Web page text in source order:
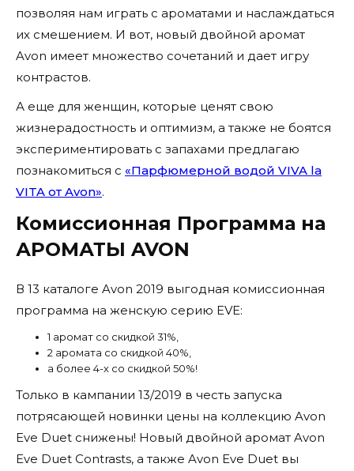
позволяя нам играть с ароматами и наслаждаться
их смешением. И вот, новый двойной аромат
Avon имеет множество сочетаний и дает игру
контрастов.
А еще для женщин, которые ценят свою
жизнерадостность и оптимизм, а также не боятся
экспериментировать с запахами предлагаю
познакомиться с «Парфюмерной водой VIVA la
VITA от Avon».
Комиссионная Программа на
АРОМАТЫ AVON
В 13 каталоге Avon 2019 выгодная комиссионная
программа на женскую серию EVE:
1 аромат со скидкой 31%,
2 аромата со скидкой 40%,
а более 4-х со скидкой 50%!
Только в кампании 13/2019 в честь запуска
потрясающей новинки цены на коллекцию Avon
Eve Duet снижены! Новый двойной аромат Avon
Eve Duet Contrasts, а также Avon Eve Duet вы